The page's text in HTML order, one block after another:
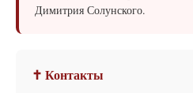
Димитрия Солунского.
✝ Контакты